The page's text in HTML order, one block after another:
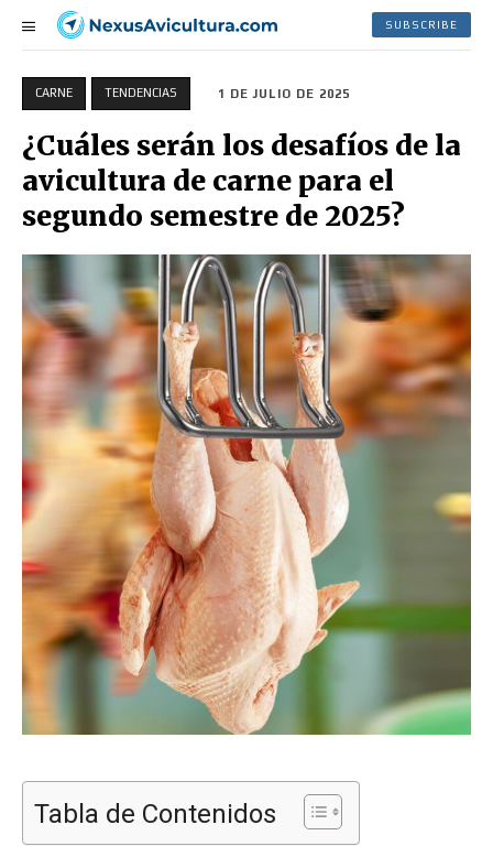
SUBSCRIBE
CARNE TENDENCIAS 1 DE JULIO DE 2025
¿Cuáles serán los desafíos de la
avicultura de carne para el
segundo semestre de 2025?
Tabla de Contenidos